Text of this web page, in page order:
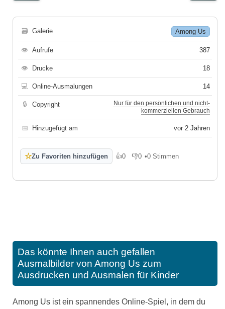
🗃 Galerie Among Us
👁 Aufrufe 387
👁 Drucke 18
💻 Online-Ausmalungen 14
🔒 Copyright
Nur für den persönlichen und nicht-
kommerziellen Gebrauch
📅 Hinzugefügt am vor 2 Jahren
☆Zu Favoriten hinzufügen 👍0
Gefällt mir
👎0
Gefällt mir nicht
•0 Stimmen
Das könnte Ihnen auch gefallen
Ausmalbilder von Among Us zum
Ausdrucken und Ausmalen für Kinder
Among Us ist ein spannendes Online-Spiel, in dem du